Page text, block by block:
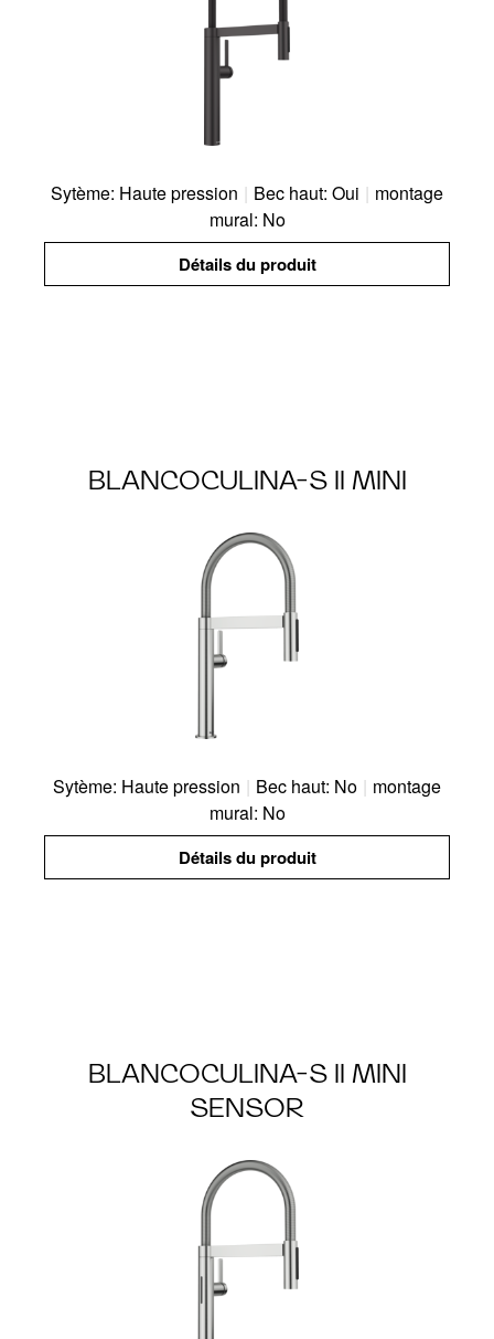
Sytème: Haute pression | Bec haut: Oui | montage
mural: No
Détails du produit
BLANCOCULINA-S II MINI
Sytème: Haute pression | Bec haut: No | montage
mural: No
Détails du produit
BLANCOCULINA-S II MINI
SENSOR